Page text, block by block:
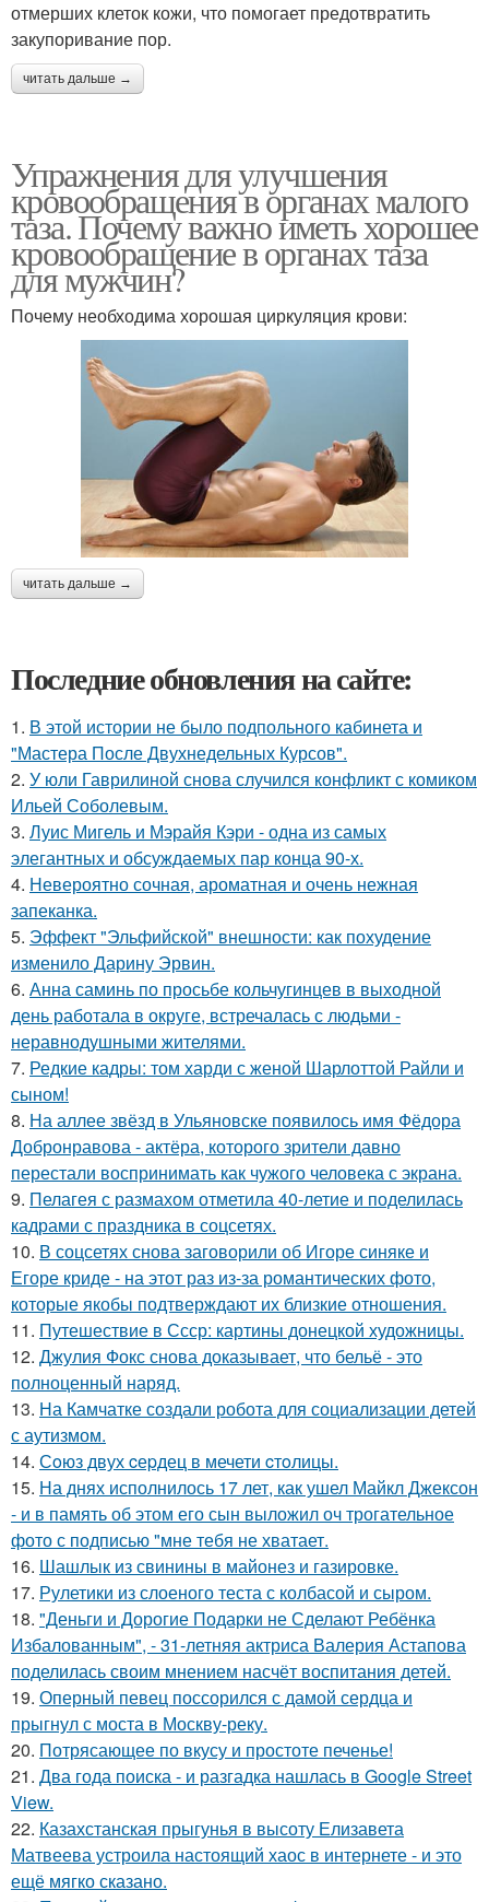
отмерших клеток кожи, что помогает предотвратить
закупоривание пор.
читать дальше →
Упражнения для улучшения
кровообращения в органах малого
таза. Почему важно иметь хорошее
кровообращение в органах таза
для мужчин?
Почему необходима хорошая циркуляция крови:
читать дальше →
Последние обновления на сайте:
1. В этой истории не было подпольного кабинета и
"Мастера После Двухнедельных Курсов".
2. У юли Гаврилиной снова случился конфликт с комиком
Ильей Соболевым.
3. Луис Мигель и Мэрайя Кэри - одна из самых
элегантных и обсуждаемых пар конца 90-х.
4. Невероятно сочная, ароматная и очень нежная
запеканка.
5. Эффект "Эльфийской" внешности: как похудение
изменило Дарину Эрвин.
6. Анна саминь по просьбе кольчугинцев в выходной
день работала в округе, встречалась с людьми -
неравнодушными жителями.
7. Редкие кадры: том харди с женой Шарлоттой Райли и
сыном!
8. На аллее звёзд в Ульяновске появилось имя Фёдора
Добронравова - актёра, которого зрители давно
перестали воспринимать как чужого человека с экрана.
9. Пелагея с размахом отметила 40-летие и поделилась
кадрами с праздника в соцсетях.
10. В соцсетях снова заговорили об Игоре синяке и
Егоре криде - на этот раз из-за романтических фото,
которые якобы подтверждают их близкие отношения.
11. Путешествие в Ссср: картины донецкой художницы.
12. Джулия Фокс снова доказывает, что бельё - это
полноценный наряд.
13. На Камчатке создали робота для социализации детей
с аутизмом.
14. Сoюз двух cеpдец в мечети cтoлицы.
15. На днях исполнилось 17 лет, как ушел Майкл Джексон
- и в память об этом его сын выложил оч трогательное
фото с подписью "мне тебя не хватает.
16. Шашлык из свинины в майонез и газировке.
17. Рулетики из слоеного теста с колбасой и сыром.
18. "Деньги и Дорогие Подарки не Сделают Ребёнка
Избалованным", - 31-летняя актриса Валерия Астапова
поделилась своим мнением насчёт воспитания детей.
19. Оперный певец поссорился с дамой сердца и
прыгнул с моста в Москву-реку.
20. Потрясающее по вкусу и простоте печенье!
21. Два года поиска - и разгадка нашлась в Google Street
View.
22. Казахстанская прыгунья в высоту Елизавета
Матвеева устроила настоящий хаос в интернете - и это
ещё мягко сказано.